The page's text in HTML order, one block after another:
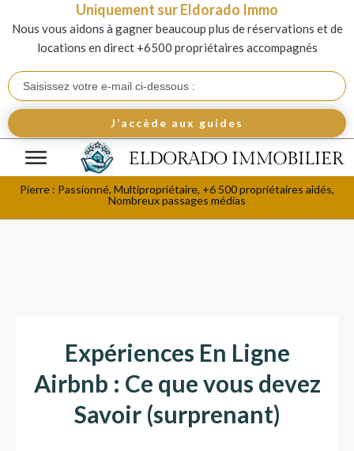
Uniquement sur Eldorado Immo
Nous vous aidons à gagner beaucoup plus de réservations et de
locations en direct +6500 propriétaires accompagnés
J’accède aux guides
Pierre : Passionné, Multipropriétaire, +6 500 propriétaires aidés,
Nombreux passages médias
Expériences En Ligne
Airbnb : Ce que vous devez
Savoir (surprenant)